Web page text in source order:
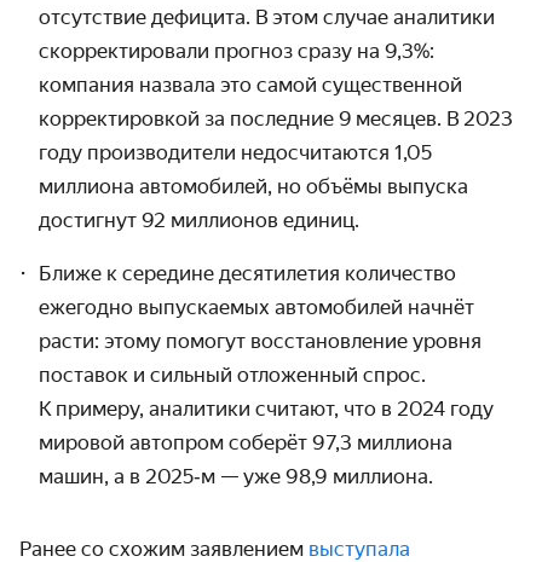
отсутствие дефицита. В этом случае аналитики
скорректи­ровали прогноз сразу на 9,3%:
компания назвала это самой существенной
корректировкой за последние 9 месяцев. В 2023
году произ­водители недосчитаются 1,05
миллиона автомобилей, но объёмы выпуска
достигнут 92 миллионов единиц.
Ближе к середине десятилетия количество
ежегодно выпускаемых автомобилей начнёт
расти: этому помогут восстанов­ление уровня
поставок и сильный отложенный спрос.
К примеру, аналитики считают, что в 2024 году
мировой автопром соберёт 97,3 миллиона
машин, а в 2025‑м — уже 98,9 миллиона.
Ранее со схожим заявлением выступала